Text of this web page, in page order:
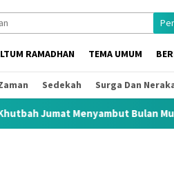
RAMADHAN TEMA UMUM
Sedekah Surga Dan
Bulan Muharram 1448 H /